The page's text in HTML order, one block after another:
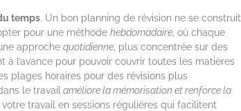
temps. Un bon planning de révision ne se construit
pour une méthode hebdomadaire , où chaque
approche quotidienne , plus concentrée sur des
à l’avance pour pouvoir couvrir toutes les matières
plages horaires pour des révisions plus
le travail améliore la mémorisation et renforce la
travail en sessions régulières qui facilitent